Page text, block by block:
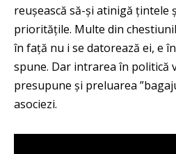
reușească să-și atinigă țintele
prioritățile. Multe din
în față nu i se datorează ei, e
spune. Dar intrarea în politică
presupune și preluarea
asociezi.